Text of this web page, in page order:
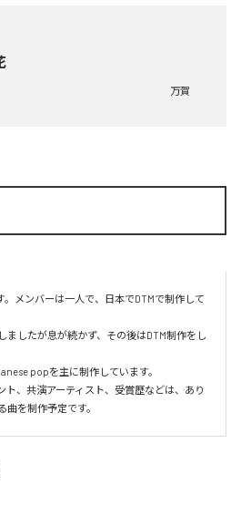
万賀
。メンバーは一人で、日本でDTMで制作して
ましたが息が続かず、その後はDTM制作をし
popを主に制作しています。
ト、共演アーティスト、受賞歴などは、あり
を制作予定です。